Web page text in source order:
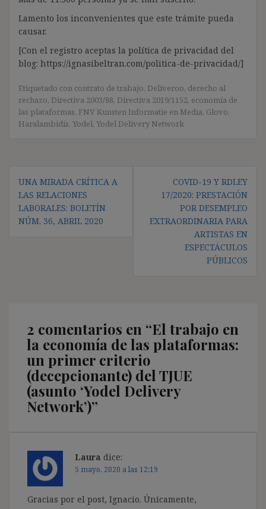
Lamento los inconvenientes que este trámite pueda
causar.
[Con el registro aceptas la política de privacidad del
blog: https://ignasibeltran.com/politica-de-privacidad/]
Etiquetado con contrato de trabajo, Deliveroo, derecho al
rechazo, Directiva 2003/88, Directiva 2019/1152, economía de
las plataformas, FNV Kunsten Informatie en Media, Glovo,
Haralambidis, Yodel, Yodel Delivery Network
Navegación
de
entradas
UNA MIRADA CRÍTICA A
LAS RELACIONES
LABORALES: BOLETÍN
NÚM. 36, ABRIL 2020
COVID-19 Y RDLEY
17/2020: PRESTACIÓN
POR DESEMPLEO
EXTRAORDINARIA PARA
ARTISTAS EN
ESPECTÁCULOS
PÚBLICOS
2 comentarios en “El trabajo en
la economía de las plataformas:
un primer criterio
(decepcionante) del TJUE
(asunto ‘Yodel Delivery
Network’)”
Laura dice:
5 mayo, 2020 a las 12:19
Gracias por el post, Ignacio. Únicamente,